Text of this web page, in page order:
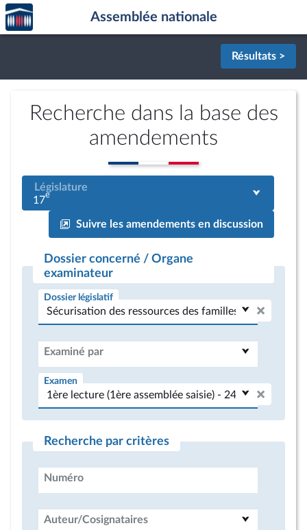
Aller au contenu
Aller en bas de la page
Accèder
à la
page
Assemblée nationale
Résultats >
Recherche dans la base des
amendements
Législature
17e
Suivre les amendements en discussion
Dossier concerné / Organe
examinateur
Dossier législatif
Examiné par
Examen
Recherche par critères
Numéro
Auteur/Cosignataires